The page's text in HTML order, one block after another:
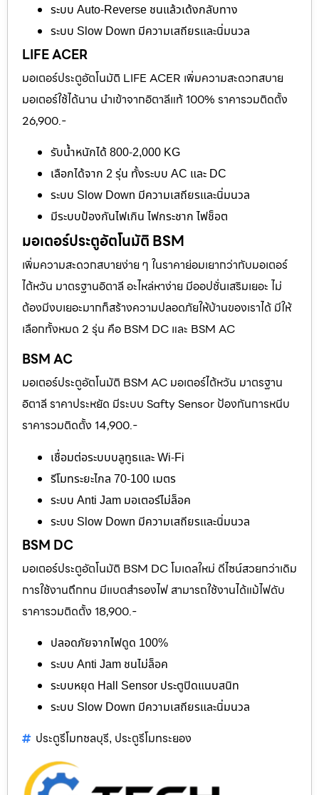
ระบบ Auto-Reverse ชนแล้วเด้งกลับทาง
ระบบ Slow Down มีความเสถียรและนิ่มนวล
LIFE ACER
มอเตอร์ประตูอัตโนมัติ LIFE ACER เพิ่มความสะดวกสบาย
มอเตอร์ใช้ได้นาน นำเข้าจากอิตาลีแท้ 100% ราคารวมติดตั้ง
26,900.-
รับน้ำหนักได้ 800-2,000 KG
เลือกได้จาก 2 รุ่น ทั้งระบบ AC และ DC
ระบบ Slow Down มีความเสถียรและนิ่มนวล
มีระบบป้องกันไฟเกิน ไฟกระชาก ไฟช็อต
มอเตอร์ประตูอัตโนมัติ BSM
เพิ่มความสะดวกสบายง่าย ๆ ในราคาย่อมเยากว่ากับมอเตอร์
ไต้หวัน มาตรฐานอิตาลี อะไหล่หาง่าย มีออปชั่นเสริมเยอะ ไม่
ต้องมีงบเยอะมากก็สร้างความปลอดภัยให้บ้านของเราได้ มีให้
เลือกทั้งหมด 2 รุ่น คือ BSM DC และ BSM AC
BSM AC
มอเตอร์ประตูอัตโนมัติ BSM AC มอเตอร์ไต้หวัน มาตรฐาน
อิตาลี ราคาประหยัด มีระบบ Safty Sensor ป้องกันการหนีบ
ราคารวมติดตั้ง 14,900.-
เชื่อมต่อระบบบลูทูธและ Wi-Fi
รีโมทระยะไกล 70-100 เมตร
ระบบ Anti Jam มอเตอร์ไม่ล็อค
ระบบ Slow Down มีความเสถียรและนิ่มนวล
BSM DC
มอเตอร์ประตูอัตโนมัติ BSM DC โมเดลใหม่ ดีไซน์สวยกว่าเดิม
การใช้งานถึกทน มีแบตสำรองไฟ สามารถใช้งานได้แม้ไฟดับ
ราคารวมติดตั้ง 18,900.-
ปลอดภัยจากไฟดูด 100%
ระบบ Anti Jam ชนไม่ล็อค
ระบบหยุด Hall Sensor ประตูปิดแนบสนิท
ระบบ Slow Down มีความเสถียรและนิ่มนวล
ประตูรีโมทชลบุรี, ประตูรีโมทระยอง